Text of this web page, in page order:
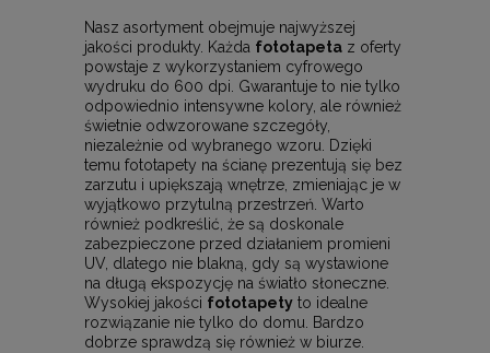
Nasz asortyment obejmuje najwyższej
jakości produkty. Każda fototapeta z oferty
powstaje z wykorzystaniem cyfrowego
wydruku do 600 dpi. Gwarantuje to nie tylko
odpowiednio intensywne kolory, ale również
świetnie odwzorowane szczegóły,
niezależnie od wybranego wzoru. Dzięki
temu fototapety na ścianę prezentują się bez
zarzutu i upiększają wnętrze, zmieniając je w
wyjątkowo przytulną przestrzeń. Warto
również podkreślić, że są doskonale
zabezpieczone przed działaniem promieni
UV, dlatego nie blakną, gdy są wystawione
na długą ekspozycję na światło słoneczne.
Wysokiej jakości fototapety to idealne
rozwiązanie nie tylko do domu. Bardzo
dobrze sprawdzą się również w biurze.